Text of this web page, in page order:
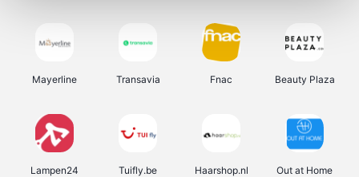
Mayerline Transavia Fnac Beauty Plaza
Lampen24 Tuifly.be Haarshop.nl Out at Home